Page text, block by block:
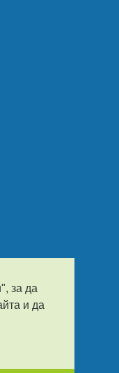
за да
и да